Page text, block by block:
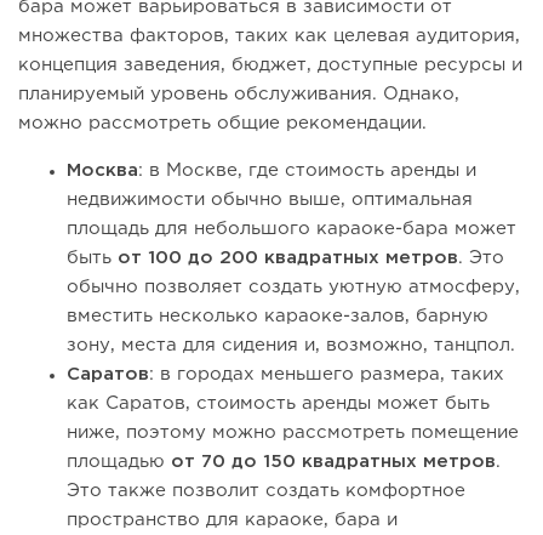
бара может варьироваться в зависимости от
множества факторов, таких как целевая аудитория,
концепция заведения, бюджет, доступные ресурсы и
планируемый уровень обслуживания. Однако,
можно рассмотреть общие рекомендации.
Москва: в Москве, где стоимость аренды и
недвижимости обычно выше, оптимальная
площадь для небольшого караоке-бара может
быть от 100 до 200 квадратных метров. Это
обычно позволяет создать уютную атмосферу,
вместить несколько караоке-залов, барную
зону, места для сидения и, возможно, танцпол.
Саратов: в городах меньшего размера, таких
как Саратов, стоимость аренды может быть
ниже, поэтому можно рассмотреть помещение
площадью от 70 до 150 квадратных метров.
Это также позволит создать комфортное
пространство для караоке, бара и